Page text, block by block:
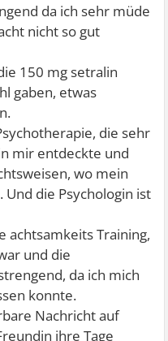
da ich sehr müde
nicht so gut
150 mg setralin
gaben, etwas
die sehr
mir entdeckte und
wo mein
die Psychologin ist
achtsamkeits Training,
und die
da ich mich
konnte.
Nachricht auf
ihre Tage